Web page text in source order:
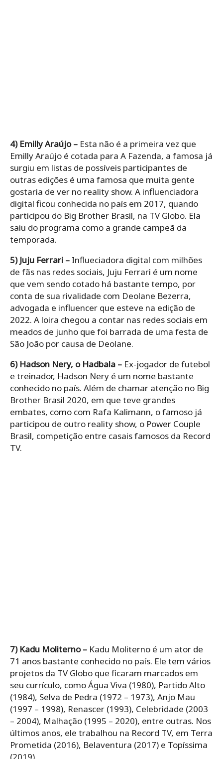
4) Emilly Araújo – Esta não é a primeira vez que
Emilly Araújo é cotada para A Fazenda, a famosa já
surgiu em listas de possíveis participantes de
outras edições é uma famosa que muita gente
gostaria de ver no reality show. A influenciadora
digital ficou conhecida no país em 2017, quando
participou do Big Brother Brasil, na TV Globo. Ela
saiu do programa como a grande campeã da
temporada.
5) Juju Ferrari – Influeciadora digital com milhões
de fãs nas redes sociais, Juju Ferrari é um nome
que vem sendo cotado há bastante tempo, por
conta de sua rivalidade com Deolane Bezerra,
advogada e influencer que esteve na edição de
2022. A loira chegou a contar nas redes sociais em
meados de junho que foi barrada de uma festa de
São João por causa de Deolane.
6) Hadson Nery, o Hadbala – Ex-jogador de futebol
e treinador, Hadson Nery é um nome bastante
conhecido no país. Além de chamar atenção no Big
Brother Brasil 2020, em que teve grandes
embates, como com Rafa Kalimann, o famoso já
participou de outro reality show, o Power Couple
Brasil, competição entre casais famosos da Record
TV.
7) Kadu Moliterno – Kadu Moliterno é um ator de
71 anos bastante conhecido no país. Ele tem vários
projetos da TV Globo que ficaram marcados em
seu currículo, como Água Viva (1980), Partido Alto
(1984), Selva de Pedra (1972 – 1973), Anjo Mau
(1997 – 1998), Renascer (1993), Celebridade (2003
– 2004), Malhação (1995 – 2020), entre outras. Nos
últimos anos, ele trabalhou na Record TV, em Terra
Prometida (2016), Belaventura (2017) e Topíssima
(2019).